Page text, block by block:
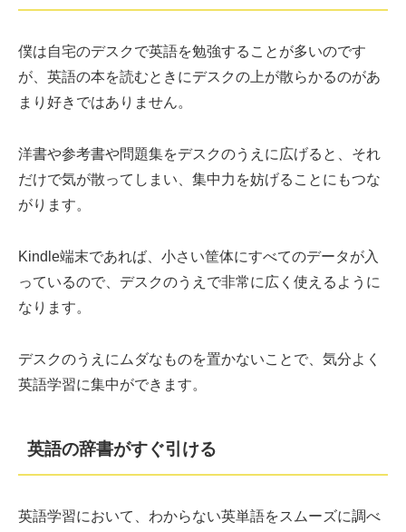
僕は自宅のデスクで英語を勉強することが多いのです
が、英語の本を読むときにデスクの上が散らかるのがあ
まり好きではありません。
洋書や参考書や問題集をデスクのうえに広げると、それ
だけで気が散ってしまい、集中力を妨げることにもつな
がります。
Kindle端末であれば、小さい筐体にすべてのデータが入
っているので、デスクのうえで非常に広く使えるように
なります。
デスクのうえにムダなものを置かないことで、気分よく
英語学習に集中ができます。
英語の辞書がすぐ引ける
英語学習において、わからない英単語をスムーズに調べ